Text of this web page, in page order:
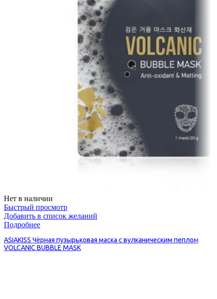
Нет в наличии
Быстрый просмотр
Добавить в список желаний
Подробнее
ASIAKISS Чёрная пузырьковая маска с вулканическим пеплом
VOLCANIC BUBBLE MASK